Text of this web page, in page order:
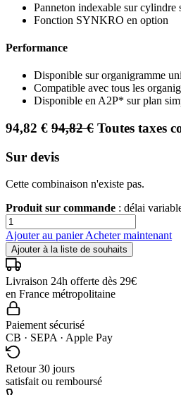
Panneton indexable sur cylindre
Fonction SYNKRO en option
Performance
Disponible sur organigramme
Compatible avec tous les
Disponible en A2P* sur plan
94,82 € 94,82€ Toutes taxes
Sur devis
Cette combinaison n'existe pas.
Produit sur commande : délai
Ajouter au panierAcheter maintenant
Ajouter à la liste de souhaits
Livraison 24h offerte dès 29€
en France métropolitaine
Paiement sécurisé
CB · SEPA · Apple Pay
Retour 30 jours
satisfait ou remboursé